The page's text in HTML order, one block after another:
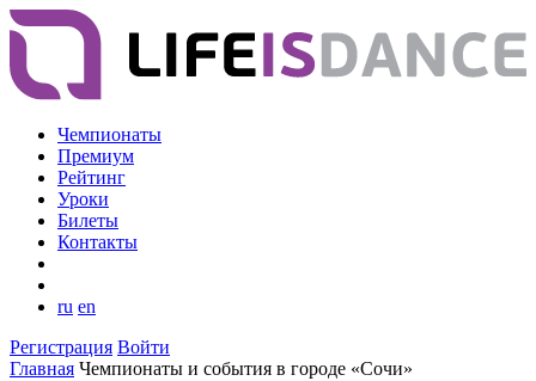
Чемпионаты
Премиум
Рейтинг
Уроки
Билеты
Контакты
ru en
Регистрация Войти
Главная Чемпионаты и события в городе «Сочи»